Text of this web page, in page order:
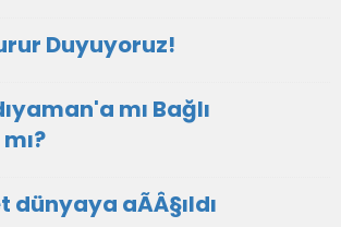
Duyuyoruz!
mı Bağlı
aÃÂ§ıldı